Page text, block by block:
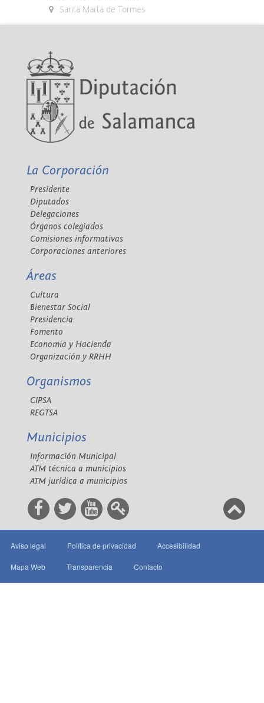
Santa Marta de Tormes
La Corporación
Presidente
Diputados
Delegaciones
Órganos colegiados
Comisiones informativas
Corporaciones anteriores
Áreas
Cultura
Bienestar Social
Presidencia
Fomento
Economía y Hacienda
Organización y RRHH
Organismos
CIPSA
REGTSA
Municipios
Información Municipal
ATM técnica a municipios
ATM jurídica a municipios
Aviso legal Política de privacidad Accesibilidad
Mapa Web Transparencia Contacto